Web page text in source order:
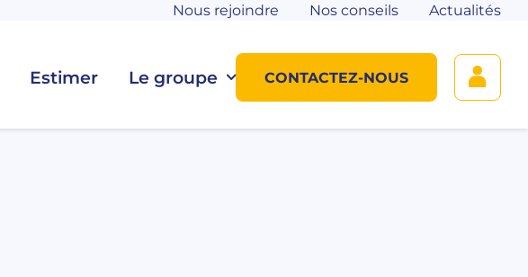
Estimer Le groupe
Nous rejoindre Nos conseils Actualités
CONTACTEZ-NOUS